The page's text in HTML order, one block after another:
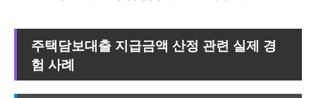
주택담보대출 지급금액 산정 관련 실제 경
험 사례